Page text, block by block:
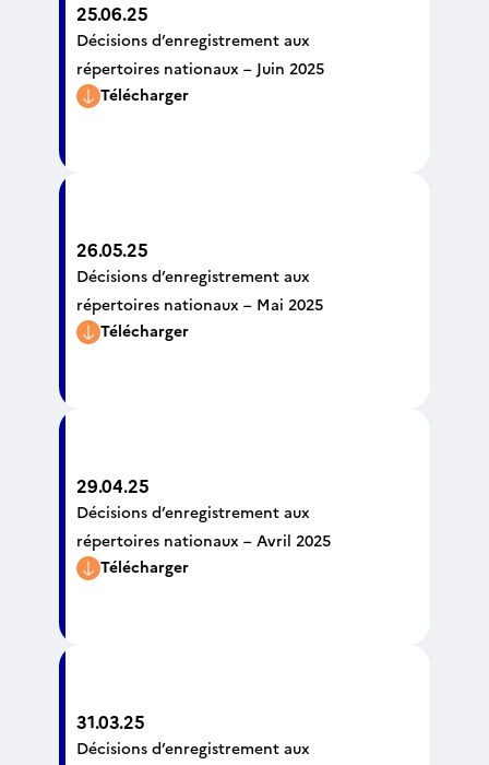
25.06.25
Décisions d’enregistrement aux
répertoires nationaux – Juin 2025
Télécharger
26.05.25
Décisions d’enregistrement aux
répertoires nationaux – Mai 2025
Télécharger
29.04.25
Décisions d’enregistrement aux
répertoires nationaux – Avril 2025
Télécharger
31.03.25
Décisions d’enregistrement aux